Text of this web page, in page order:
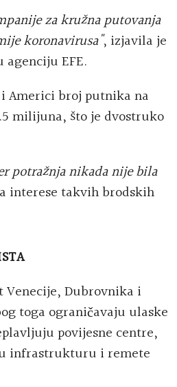
za kružna putovanja
koronavirusa", izjavila je
EFE.
Americi broj putnika na
milijuna, što je dvostruko
potražnja nikada nije bila
interese takvih brodskih
Venecije, Dubrovnika i
toga ograničavaju ulaske
povijesne centre,
infrastrukturu i remete